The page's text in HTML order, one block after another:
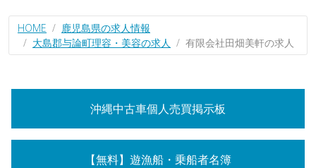
HOME
鹿児島県の求人情報
大島郡与論町理容・美容の求人
有限会社田畑美軒の求人
沖縄中古車個人売買掲示板
【無料】遊漁船・乗船者名簿